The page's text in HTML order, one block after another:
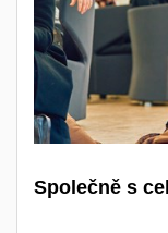
Společně s